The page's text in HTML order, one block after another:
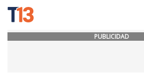
PUBLICIDAD